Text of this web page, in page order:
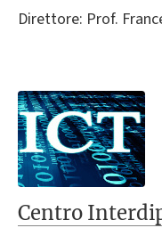
Direttore: Prof.
Centro